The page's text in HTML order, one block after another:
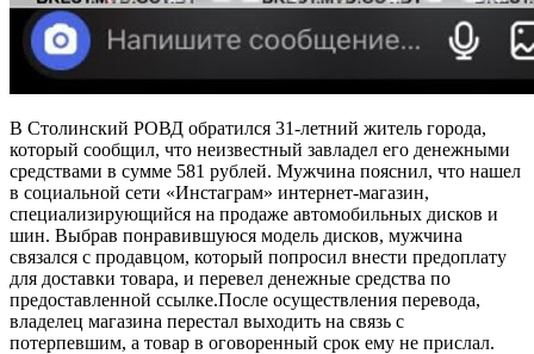
В Столинский РОВД обратился 31-летний житель города,
который сообщил, что неизвестный завладел его денежными
средствами в сумме 581 рублей. Мужчина пояснил, что нашел
в социальной сети «Инстаграм» интернет-магазин,
специализирующийся на продаже автомобильных дисков и
шин. Выбрав понравившуюся модель дисков, мужчина
связался с продавцом, который попросил внести предоплату
для доставки товара, и перевел денежные средства по
предоставленной ссылке.После осуществления перевода,
владелец магазина перестал выходить на связь с
потерпевшим, а товар в оговоренный срок ему не прислал.